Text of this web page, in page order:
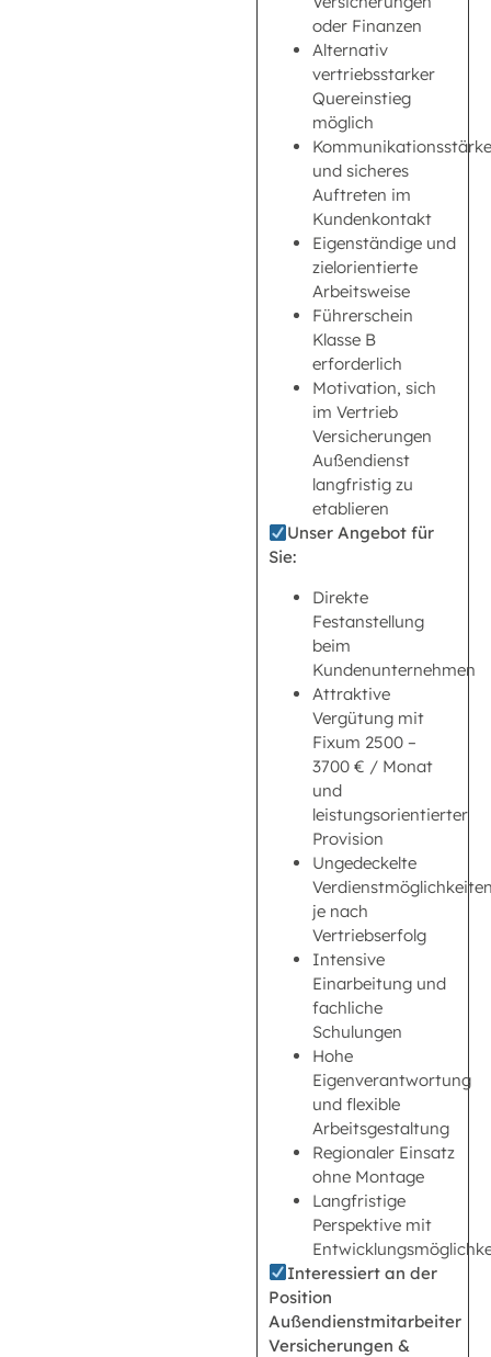
oder Finanzen
Alternativ
vertriebsstarker
Quereinstieg
möglich
Kommunikationsstärke
und sicheres
Auftreten im
Kundenkontakt
Eigenständige und
zielorientierte
Arbeitsweise
Führerschein
Klasse B
erforderlich
Motivation, sich
im Vertrieb
Versicherungen
Außendienst
langfristig zu
etablieren
Unser Angebot für
Sie:
Direkte
Festanstellung
beim
Kundenunternehmen
Attraktive
Vergütung mit
Fixum 2500 –
3700 € / Monat
und
leistungsorientierter
Provision
Ungedeckelte
je nach
Vertriebserfolg
Intensive
Einarbeitung und
fachliche
Schulungen
Hohe
Eigenverantwortung
und flexible
Arbeitsgestaltung
Regionaler Einsatz
ohne Montage
Langfristige
Perspektive mit
Interessiert an der
Position
Außendienstmitarbeiter
Versicherungen &